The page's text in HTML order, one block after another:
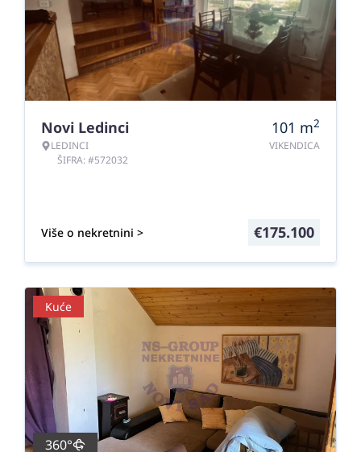
Novi Ledinci
LEDINCI
ŠIFRA: #572032
101 m2
VIKENDICA
Više o nekretnini > €175.100
Kuće
360°